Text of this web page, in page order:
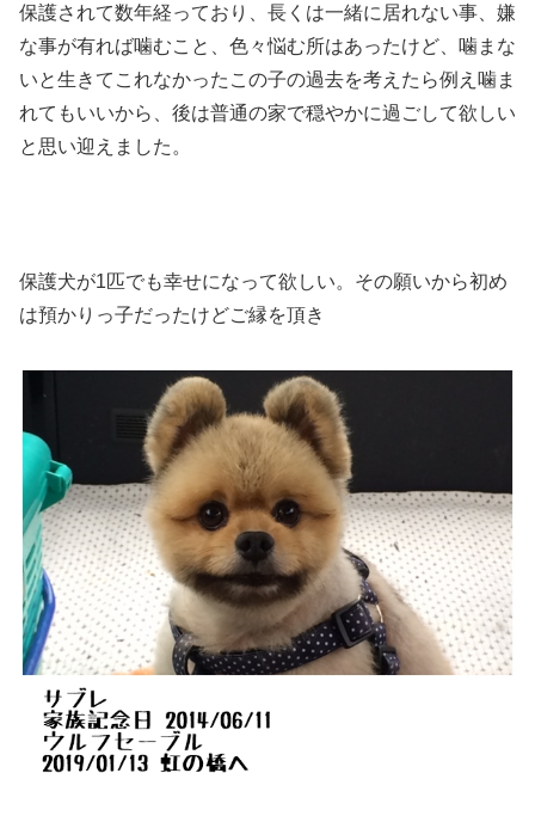
保護されて数年経っており、長くは一緒に居れない事、嫌
な事が有れば噛むこと、色々悩む所はあったけど、噛まな
いと生きてこれなかったこの子の過去を考えたら例え噛ま
れてもいいから、後は普通の家で穏やかに過ごして欲しい
と思い迎えました。
保護犬が1匹でも幸せになって欲しい。その願いから初め
は預かりっ子だったけどご縁を頂き